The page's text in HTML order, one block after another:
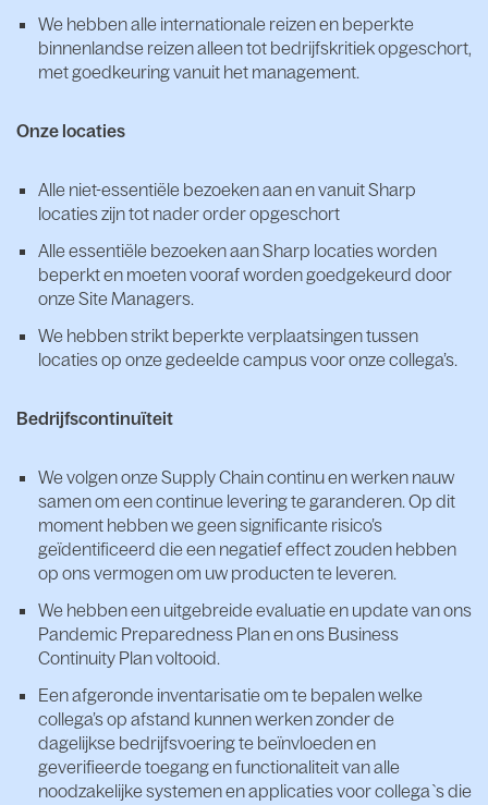
We hebben alle internationale reizen en beperkte
binnenlandse reizen alleen tot bedrijfskritiek opgeschort,
met goedkeuring vanuit het management.
Onze locaties
Alle niet-essentiële bezoeken aan en vanuit Sharp
locaties zijn tot nader order opgeschort
Alle essentiële bezoeken aan Sharp locaties worden
beperkt en moeten vooraf worden goedgekeurd door
onze Site Managers.
We hebben strikt beperkte verplaatsingen tussen
locaties op onze gedeelde campus voor onze collega’s.
Bedrijfscontinuïteit
We volgen onze Supply Chain continu en werken nauw
samen om een ​​continue levering te garanderen. Op dit
moment hebben we geen significante risico’s
geïdentificeerd die een negatief effect zouden hebben
op ons vermogen om uw producten te leveren.
We hebben een uitgebreide evaluatie en update van ons
Pandemic Preparedness Plan en ons Business
Continuity Plan voltooid.
Een afgeronde inventarisatie om te bepalen welke
collega’s op afstand kunnen werken zonder de
dagelijkse bedrijfsvoering te beïnvloeden en
geverifieerde toegang en functionaliteit van alle
noodzakelijke systemen en applicaties voor collega`s die